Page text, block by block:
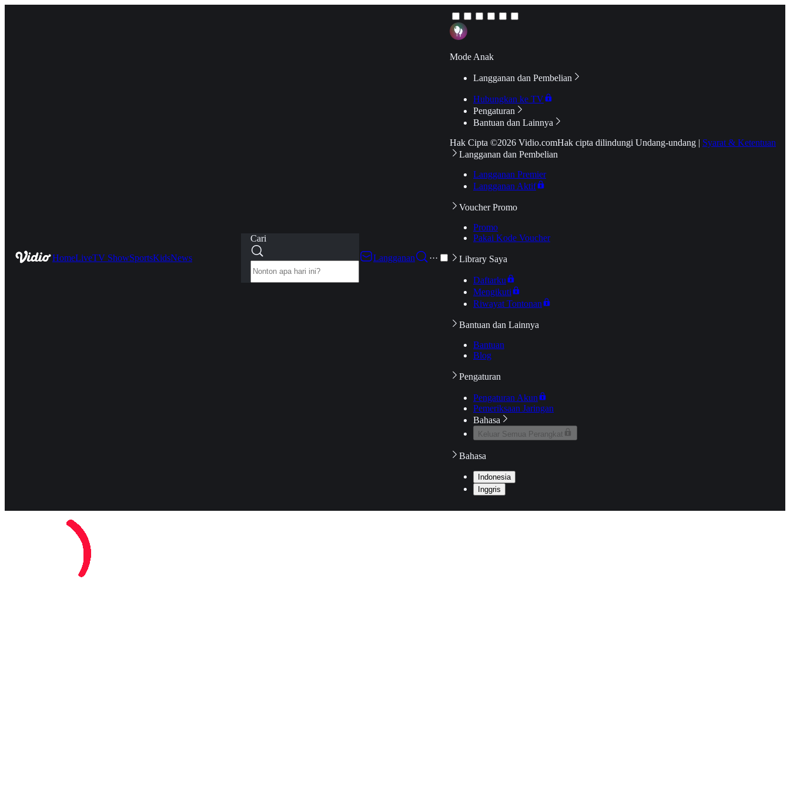
HomeLiveTV ShowSportsKidsNews
Cari
Langganan
···
Mode Anak
Langganan dan Pembelian
Hubungkan ke TV
Pengaturan
Bantuan dan Lainnya
Hak Cipta ©2026 Vidio.comHak cipta dilindungi Undang-undang | Syarat & Ketentuan
Langganan dan Pembelian
Langganan Premier
Langganan Aktif
Voucher Promo
Promo
Pakai Kode Voucher
Library Saya
Daftarku
Mengikuti
Riwayat Tontonan
Bantuan dan Lainnya
Bantuan
Blog
Pengaturan
Pengaturan Akun
Pemeriksaan Jaringan
Bahasa
Keluar Semua Perangkat
Bahasa
Indonesia
Inggris